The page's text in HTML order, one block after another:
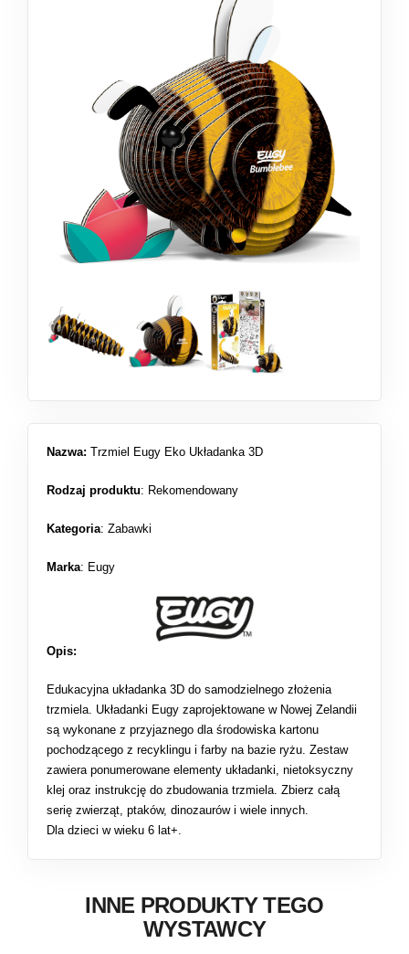
Nazwa: Trzmiel Eugy Eko Układanka 3D
Rodzaj produktu: Rekomendowany
Kategoria: Zabawki
Marka: Eugy
Opis:
Edukacyjna układanka 3D do samodzielnego złożenia
trzmiela. Układanki Eugy zaprojektowane w Nowej Zelandii
są wykonane z przyjaznego dla środowiska kartonu
pochodzącego z recyklingu i farby na bazie ryżu. Zestaw
zawiera ponumerowane elementy układanki, nietoksyczny
klej oraz instrukcję do zbudowania trzmiela. Zbierz całą
serię zwierząt, ptaków, dinozaurów i wiele innych.
Dla dzieci w wieku 6 lat+.
INNE PRODUKTY TEGO
WYSTAWCY